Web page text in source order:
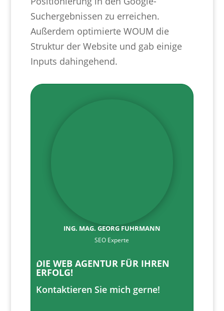
Suchergebnissen zu erreichen.
Außerdem optimierte WOUM die
Struktur der Website und gab einige
Inputs dahingehend.
ING. MAG. GEORG FUHRMANN
SEO Experte
DIE WEB AGENTUR FÜR IHREN
ERFOLG!
Kontaktieren Sie mich gerne!